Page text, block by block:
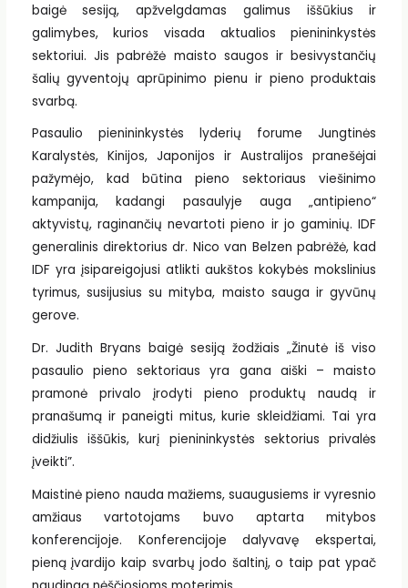
baigė sesiją, apžvelgdamas galimus iššūkius ir
galimybes, kurios visada aktualios pienininkystės
sektoriui. Jis pabrėžė maisto saugos ir besivystančių
šalių gyventojų aprūpinimo pienu ir pieno produktais
svarbą.
Pasaulio pienininkystės lyderių forume Jungtinės
Karalystės, Kinijos, Japonijos ir Australijos pranešėjai
pažymėjo, kad būtina pieno sektoriaus viešinimo
kampanija, kadangi pasaulyje auga „antipieno“
aktyvistų, raginančių nevartoti pieno ir jo gaminių. IDF
generalinis direktorius dr. Nico van Belzen pabrėžė, kad
IDF yra įsipareigojusi atlikti aukštos kokybės mokslinius
tyrimus, susijusius su mityba, maisto sauga ir gyvūnų
gerove.
Dr. Judith Bryans baigė sesiją žodžiais „Žinutė iš viso
pasaulio pieno sektoriaus yra gana aiški – maisto
pramonė privalo įrodyti pieno produktų naudą ir
pranašumą ir paneigti mitus, kurie skleidžiami. Tai yra
didžiulis iššūkis, kurį pienininkystės sektorius privalės
įveikti”.
Maistinė pieno nauda mažiems, suaugusiems ir vyresnio
amžiaus vartotojams buvo aptarta mitybos
konferencijoje. Konferencijoje dalyvavę ekspertai,
pieną įvardijo kaip svarbų jodo šaltinį, o taip pat ypač